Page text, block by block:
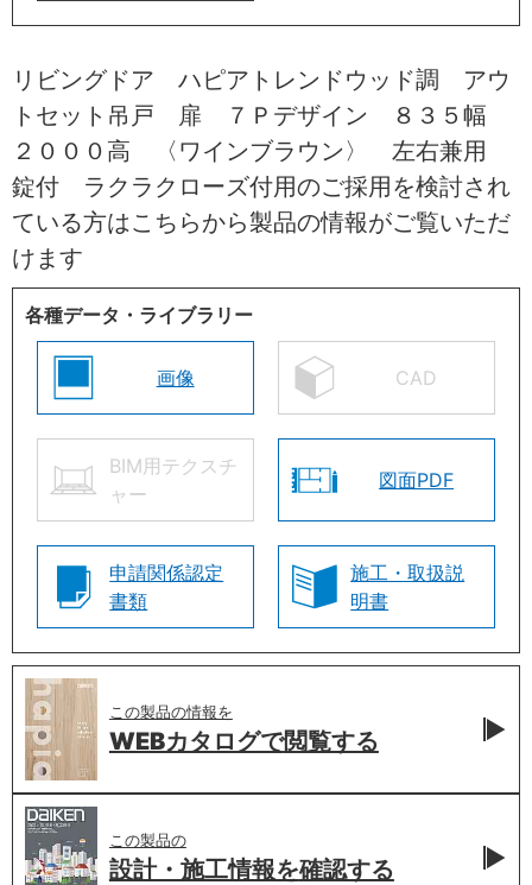
リビングドア ハピアトレンドウッド調 アウ
トセット吊戸 扉 ７Ｐデザイン ８３５幅
２０００高 〈ワインブラウン〉 左右兼用
錠付 ラクラクローズ付用のご採用を検討され
ている方はこちらから製品の情報がご覧いただ
けます
各種データ・ライブラリー
画像 CAD
BIM用テクスチ
ャー
図面PDF
申請関係認定
書類
施工・取扱説
明書
この製品の情報を
WEBカタログで閲覧する
この製品の
設計・施工情報を確認する